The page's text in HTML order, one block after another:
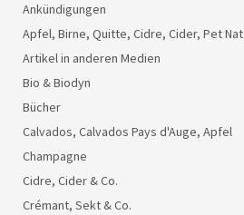
Ankündigungen
Apfel, Birne, Quitte, Cidre, Cider, Pet Nat
Artikel in anderen Medien
Bio & Biodyn
Bücher
Calvados, Calvados Pays d'Auge, Apfel
Champagne
Cidre, Cider & Co.
Crémant, Sekt & Co.